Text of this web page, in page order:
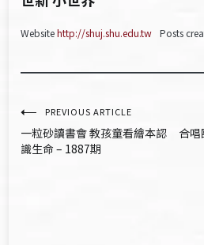
Websitehttp://shuj.shu.edu.tw Posts
文
章
PREVIOUS ARTICLE
一粒砂讀書會 教孩童看繪本認
識生命 – 1887期
合